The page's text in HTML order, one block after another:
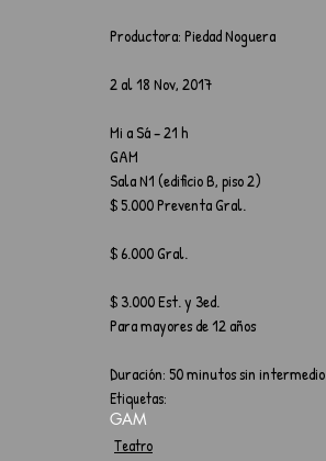
Productora: Piedad Noguera
2 al 18 Nov, 2017
Mi a Sá – 21 h
GAM
Sala N1 (edificio B, piso 2)
$ 5.000 Preventa Gral.
$ 6.000 Gral.
$ 3.000 Est. y 3ed.
Para mayores de 12 años
Duración: 50 minutos sin intermedio
Etiquetas:
GAM
Teatro